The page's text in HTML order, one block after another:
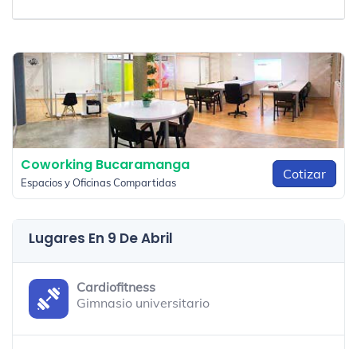
Coworking Bucaramanga
Espacios y Oficinas Compartidas
Cotizar
Lugares En 9 De Abril
Cardiofitness
Gimnasio universitario